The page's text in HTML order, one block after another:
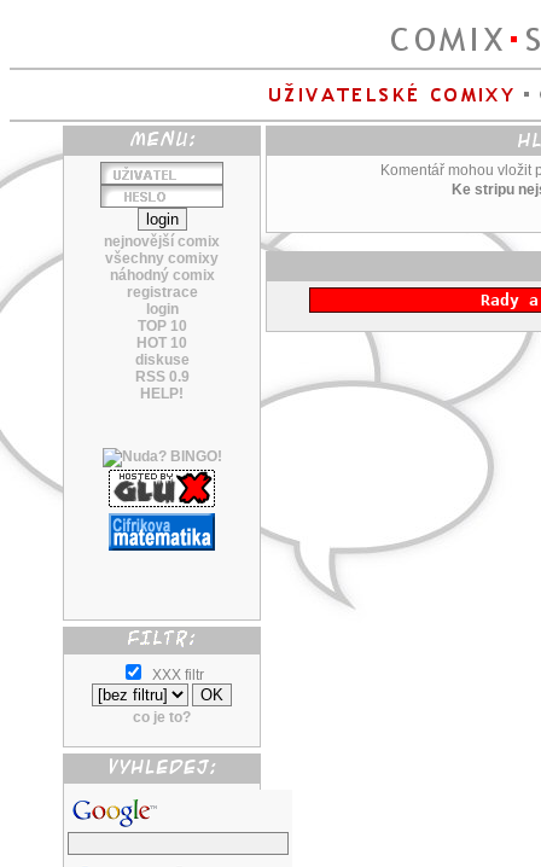
nejnovější comix
všechny comixy
náhodný comix
registrace
login
TOP 10
HOT 10
diskuse
RSS 0.9
HELP!
XXX filtr
co je to?
Komentář mohou vložit
Ke stripu
Rady